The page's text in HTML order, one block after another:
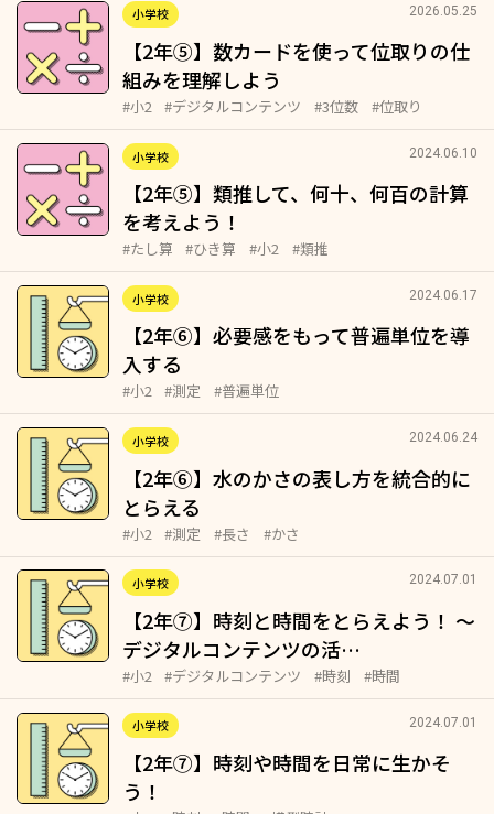
小学校 2026.05.25
【2年⑤】数カードを使って位取りの仕
組みを理解しよう
#小2 #デジタルコンテンツ #3位数 #位取り
小学校 2024.06.10
【2年⑤】類推して、何十、何百の計算
を考えよう！
#たし算 #ひき算 #小2 #類推
小学校 2024.06.17
【2年⑥】必要感をもって普遍単位を導
入する
#小2 #測定 #普遍単位
小学校 2024.06.24
【2年⑥】水のかさの表し方を統合的に
とらえる
#小2 #測定 #長さ #かさ
小学校 2024.07.01
【2年⑦】時刻と時間をとらえよう！ ～
デジタルコンテンツの活…
#小2 #デジタルコンテンツ #時刻 #時間
小学校 2024.07.01
【2年⑦】時刻や時間を日常に生かそ
う！